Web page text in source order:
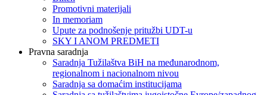
Promotivni materijali
In memoriam
Upute za podnošenje pritužbi UDT-u
SKY I ANOM PREDMETI
Pravna saradnja
Saradnja Tužilaštva BiH na međunarodnom,
regionalnom i nacionalnom nivou
Saradnja sa domaćim institucijama